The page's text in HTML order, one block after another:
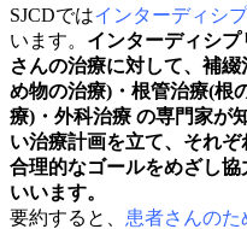
SJCDではインターディシ
います。 インターディシ
さんの治療に対して、補
め物の治療)・根管治療(根
療)・外科治療 の専門家が
い治療計画を立て、それぞ
合理的なゴールをめざし
いいます。
要約すると、 患者さんのた